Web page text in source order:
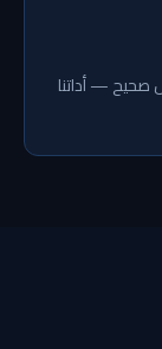
صحيح — أداتنا